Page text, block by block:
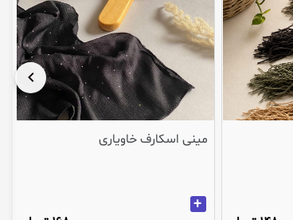
مینی اسکارف خاویاری
+